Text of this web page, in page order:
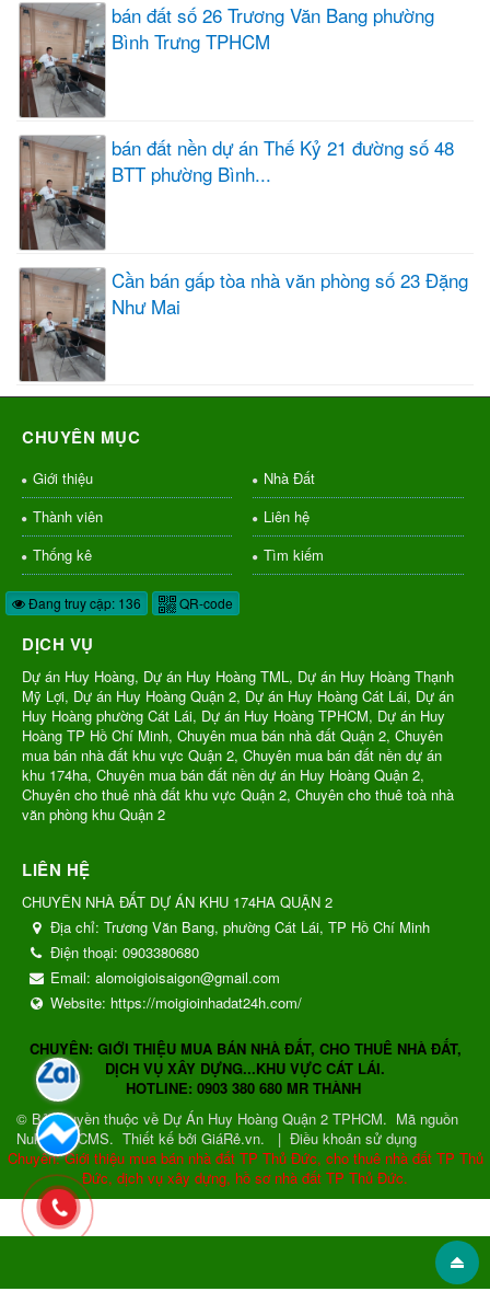
bán đất số 26 Trương Văn Bang phường
Bình Trưng TPHCM
bán đất nền dự án Thế Kỷ 21 đường số 48
BTT phường Bình...
Cần bán gấp tòa nhà văn phòng số 23 Đặng
Như Mai
CHUYÊN MỤC
Giới thiệu
Nhà Đất
Thành viên
Liên hệ
Thống kê
Tìm kiếm
Đang truy cập: 136 QR-code
DỊCH VỤ
Dự án Huy Hoàng, Dự án Huy Hoàng TML, Dự án Huy Hoàng Thạnh
Mỹ Lợi, Dự án Huy Hoàng Quận 2, Dự án Huy Hoàng Cát Lái, Dự án
Huy Hoàng phường Cát Lái, Dự án Huy Hoàng TPHCM, Dự án Huy
Hoàng TP Hồ Chí Minh, Chuyên mua bán nhà đất Quận 2, Chuyên
mua bán nhà đất khu vực Quận 2, Chuyên mua bán đất nền dự án
khu 174ha, Chuyên mua bán đất nền dự án Huy Hoàng Quận 2,
Chuyên cho thuê nhà đất khu vực Quận 2, Chuyên cho thuê toà nhà
văn phòng khu Quận 2
LIÊN HỆ
CHUYÊN NHÀ ĐẤT DỰ ÁN KHU 174HA QUẬN 2
Địa chỉ: Trương Văn Bang, phường Cát Lái, TP Hồ Chí Minh
Điện thoại: 0903380680
Email: alomoigioisaigon@gmail.com
Website: https://moigioinhadat24h.com/
CHUYÊN: GIỚI THIỆU MUA BÁN NHÀ ĐẤT, CHO THUÊ NHÀ ĐẤT,
DỊCH VỤ XÂY DỰNG...KHU VỰC CÁT LÁI.
HOTLINE: 0903 380 680 MR THÀNH
© Bản quyền thuộc về Dự Án Huy Hoàng Quận 2 TPHCM. Mã nguồn
NukeViet CMS. Thiết kế bởi GiáRẻ.vn. | Điều khoản sử dụng
Chuyên: Giới thiệu mua bán nhà đất TP Thủ Đức, cho thuê nhà đất TP Thủ
Đức, dịch vụ xây dựng, hồ sơ nhà đất TP Thủ Đức.